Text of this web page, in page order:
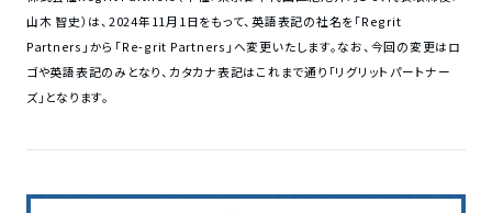
山木 智史）は、2024年11月1日をもって、英語表記の社名を「Regrit
Partners」から「Re-grit Partners」へ変更いたします。なお、今回の変更はロ
ゴや英語表記のみとなり、カタカナ表記はこれまで通り「リグリットパートナー
ズ」となります。